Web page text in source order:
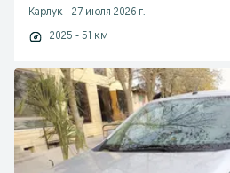
Карлук - 27 июля 2026 г.
2025 - 51 км